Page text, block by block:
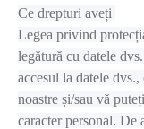
Ce drepturi aveți
Legea privind
legătură cu datele
accesul la datele
noastre și/sau vă
caracter personal. De